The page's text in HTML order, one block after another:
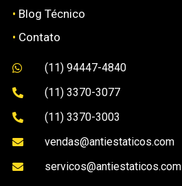
• Blog Técnico
• Contato
 (11) 94447-4840
 (11) 3370-3077
 (11) 3370-3003
 vendas@antiestaticos.com
 servicos@antiestaticos.com